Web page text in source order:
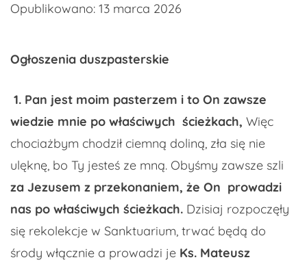
Opublikowano: 13 marca 2026
Ogłoszenia duszpasterskie
1. Pan jest moim pasterzem i to On zawsze
wiedzie mnie po właściwych ścieżkach, Więc
chociażbym chodził ciemną doliną, zła się nie
ulęknę, bo Ty jesteś ze mną. Obyśmy zawsze szli
za Jezusem z przekonaniem, że On prowadzi
nas po właściwych ścieżkach. Dzisiaj rozpoczęły
się rekolekcje w Sanktuarium, trwać będą do
środy włącznie a prowadzi je Ks. Mateusz